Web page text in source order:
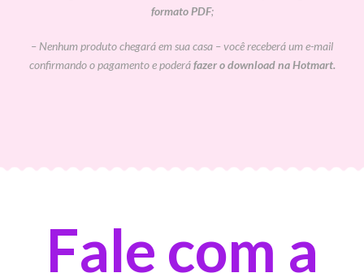
formato PDF;
– Nenhum produto chegará em sua casa – você receberá um e-mail
confirmando o pagamento e poderáfazer o download na Hotmart.
Fale com a